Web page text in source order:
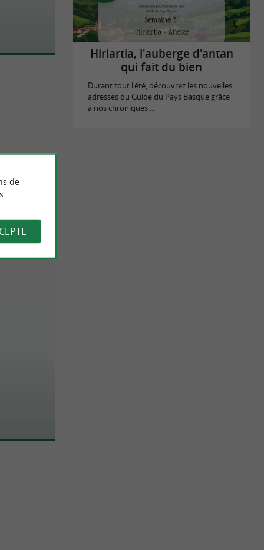
Hiriartia, l'auberge d'antan
qui fait du bien
Durant tout l'été, découvrez les nouvelles
adresses du Guide du Pays Basque grâce
à nos chroniques ...
de